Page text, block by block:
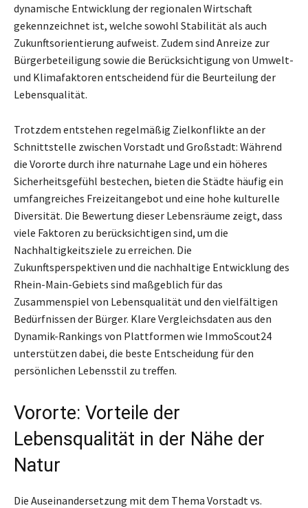
dynamische Entwicklung der regionalen Wirtschaft
gekennzeichnet ist, welche sowohl Stabilität als auch
Zukunftsorientierung aufweist. Zudem sind Anreize zur
Bürgerbeteiligung sowie die Berücksichtigung von Umwelt-
und Klimafaktoren entscheidend für die Beurteilung der
Lebensqualität.
Trotzdem entstehen regelmäßig Zielkonflikte an der
Schnittstelle zwischen Vorstadt und Großstadt: Während
die Vororte durch ihre naturnahe Lage und ein höheres
Sicherheitsgefühl bestechen, bieten die Städte häufig ein
umfangreiches Freizeitangebot und eine hohe kulturelle
Diversität. Die Bewertung dieser Lebensräume zeigt, dass
viele Faktoren zu berücksichtigen sind, um die
Nachhaltigkeitsziele zu erreichen. Die
Zukunftsperspektiven und die nachhaltige Entwicklung des
Rhein-Main-Gebiets sind maßgeblich für das
Zusammenspiel von Lebensqualität und den vielfältigen
Bedürfnissen der Bürger. Klare Vergleichsdaten aus den
Dynamik-Rankings von Plattformen wie ImmoScout24
unterstützen dabei, die beste Entscheidung für den
persönlichen Lebensstil zu treffen.
Vororte: Vorteile der
Lebensqualität in der Nähe der
Natur
Die Auseinandersetzung mit dem Thema Vorstadt vs.